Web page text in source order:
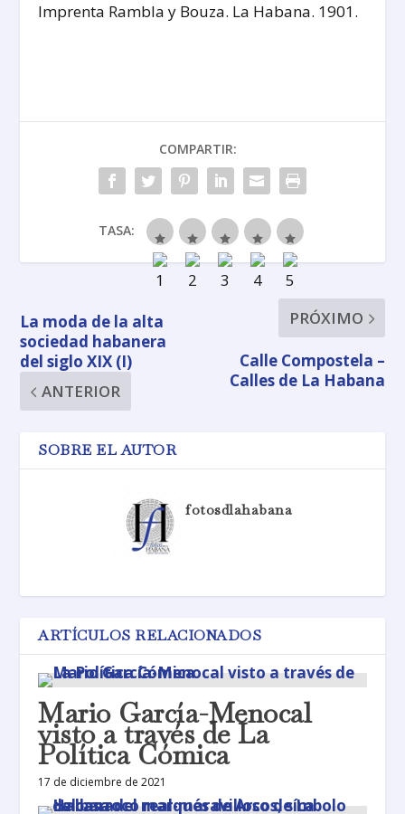
Imprenta Rambla y Bouza. La Habana. 1901.
COMPARTIR:
TASA:
La moda de la alta
sociedad habanera
del siglo XIX (I)
ANTERIOR
PRÓXIMO
Calle Compostela –
Calles de La Habana
SOBRE EL AUTOR
fotosdlahabana
ARTÍCULOS RELACIONADOS
Mario García-Menocal
visto a través de La
Política Cómica
17 de diciembre de 2021